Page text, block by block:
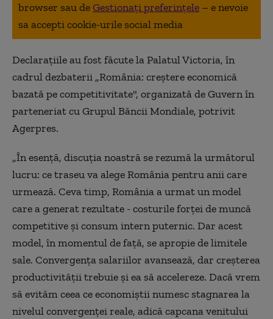
browser sau deGestionați preferințele – e nevoie
sa accepti cookie-urile social media
Declaraţiile au fost făcute la Palatul Victoria, în
cadrul dezbaterii „România: creştere economică
bazată pe competitivitate", organizată de Guvern în
parteneriat cu Grupul Băncii Mondiale, potrivit
Agerpres.
„În esenţă, discuţia noastră se rezumă la următorul
lucru: ce traseu va alege România pentru anii care
urmează. Ceva timp, România a urmat un model
care a generat rezultate - costurile forţei de muncă
competitive şi consum intern puternic. Dar acest
model, în momentul de faţă, se apropie de limitele
sale. Convergenţa salariilor avansează, dar creşterea
productivităţii trebuie şi ea să accelereze. Dacă vrem
să evităm ceea ce economiştii numesc stagnarea la
nivelul convergenţei reale, adică capcana venitului